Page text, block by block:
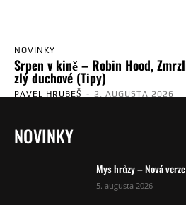
NOVINKY
Srpen v kině – Robin Hood,
zlý duchové (Tipy)
PAVEL HRUBEŠ - 2. AUGUSTA 2026
NOVINKY
Mys hrůzy – Nová
5. augusta 2026